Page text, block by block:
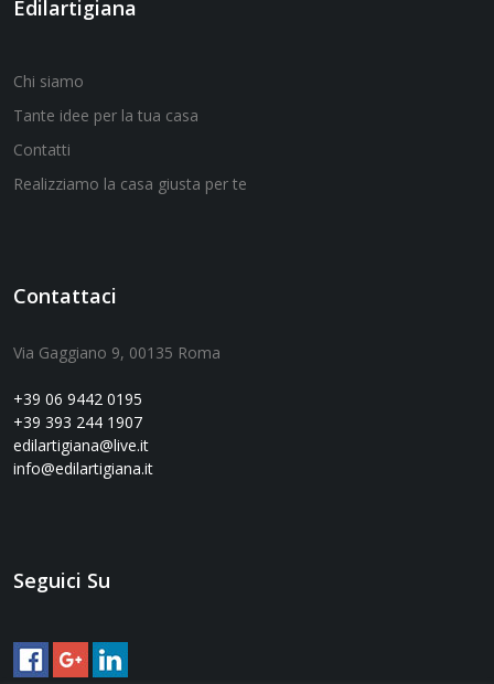
Edilartigiana
Chi siamo
Tante idee per la tua casa
Contatti
Realizziamo la casa giusta per te
Contattaci
Via Gaggiano 9, 00135 Roma
+39 06 9442 0195
+39 393 244 1907
edilartigiana@live.it
info@edilartigiana.it
Seguici Su